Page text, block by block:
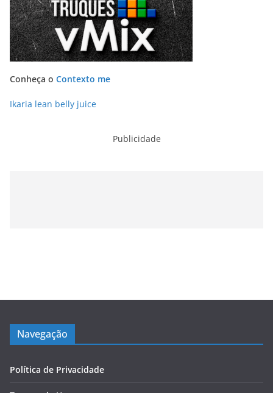
Conheça o Contexto me
Ikaria lean belly juice
Publicidade
Navegação
Política de Privacidade